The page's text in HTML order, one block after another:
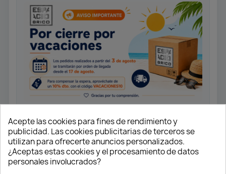
Monomando fregadero caño
alto.
Cartucho cerámico 35 mm.
Acepte las cookies para fines de rendimiento y
publicidad. Las cookies publicitarias de terceros se
utilizan para ofrecerte anuncios personalizados.
¿Aceptas estas cookies y el procesamiento de datos
personales involucrados?